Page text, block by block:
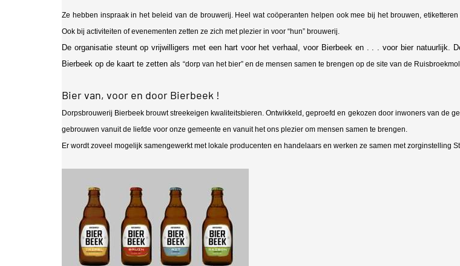
Ze hebben inspraak in het beleid van de brouwerij. Heel wat coöperanten helpen ook mee bij het brouwen,
Ook bij activiteiten of evenementen zetten ze zich met plezier in voor “hun” brouwerij.
De organisatie steunt op vrijwilligers met een hart voor het verhaal, voor Bierbeek en . . . voor bier natuurlijk.
Bierbeek op de kaart te zetten als “dorp van het bier” en de mensen samen te brengen op de site van de
Bier van, voor en door Bierbeek !
Dorpsbrouwerij Bierbeek brouwt streekeigen kwaliteitsbieren. Ontwikkeld, geproefd en gekozen door inwoners van de
gebrouwen vanuit de liefde voor onze gemeente en vanuit het ons plezier om mensen samen te brengen.
Er wordt zoveel mogelijk samengewerkt met lokale producenten en handelaars en werken ze samen met zorginstelling